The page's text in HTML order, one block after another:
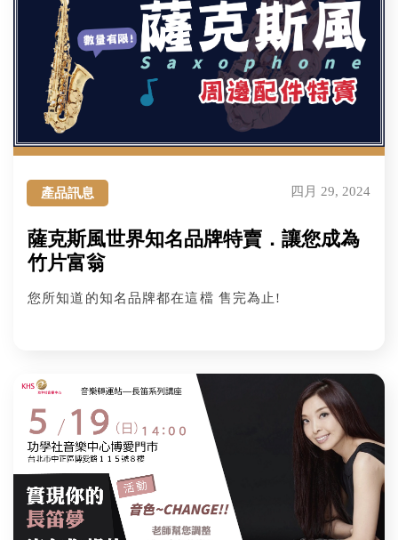
產品訊息 四月 29, 2024
薩克斯風世界知名品牌特賣．讓您成為
竹片富翁
您所知道的知名品牌都在這檔 售完為止!